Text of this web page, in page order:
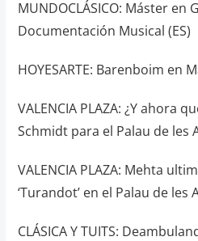
MUNDOCLÁSICO: Máster en
Documentación Musical (ES)
HOYESARTE: Barenboim en
VALENCIA PLAZA: ¿Y ahora
Schmidt para el Palau de les
VALENCIA PLAZA: Mehta
‘Turandot’ en el Palau de les
CLÁSICA Y TUITS: